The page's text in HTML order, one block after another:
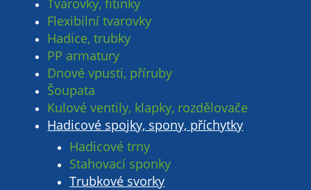
Tvarovky, fitinky
Flexibilní tvarovky
Hadice, trubky
PP armatury
Dnové vpusti, příruby
Šoupata
Kulové ventily, klapky, rozdělovače
Hadicové spojky, spony, příchytky
Hadicové trny
Stahovací sponky
Trubkové svorky